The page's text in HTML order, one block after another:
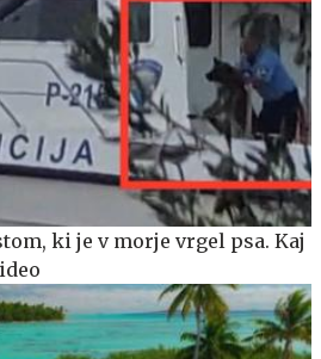
ki je v morje vrgel psa. Kaj